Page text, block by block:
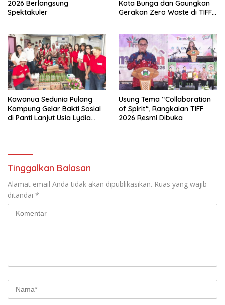
2026 Berlangsung
Spektakuler
Kota Bunga dan Gaungkan
Gerakan Zero Waste di TIFF
Kawanua Sedunia Pulang
Kampung Gelar Bakti Sosial
di Panti Lanjut Usia Lydia
Usung Tema “Collaboration
of Spirit“, Rangkaian TIFF
2026 Resmi Dibuka
Tinggalkan Balasan
Alamat email Anda tidak akan dipublikasikan. Ruas yang wajib
ditandai *